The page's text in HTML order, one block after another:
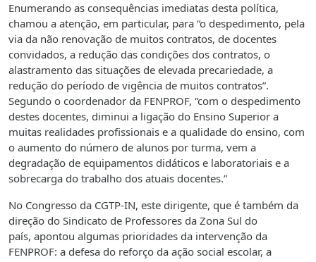
Enumerando as consequências imediatas desta política,
chamou a atenção, em particular, para “o despedimento, pela
via da não renovação de muitos contratos, de docentes
convidados, a redução das condições dos contratos, o
alastramento das situações de elevada precariedade, a
redução do período de vigência de muitos contratos”.
Segundo o coordenador da FENPROF, “com o despedimento
destes docentes, diminui a ligação do Ensino Superior a
muitas realidades profissionais e a qualidade do ensino, com
o aumento do número de alunos por turma, vem a
degradação de equipamentos didáticos e laboratoriais e a
sobrecarga do trabalho dos atuais docentes.”
No Congresso da CGTP-IN, este dirigente, que é também da
direção do Sindicato de Professores da Zona Sul do
país, apontou algumas prioridades da intervenção da
FENPROF: a defesa do reforço da ação social escolar, a